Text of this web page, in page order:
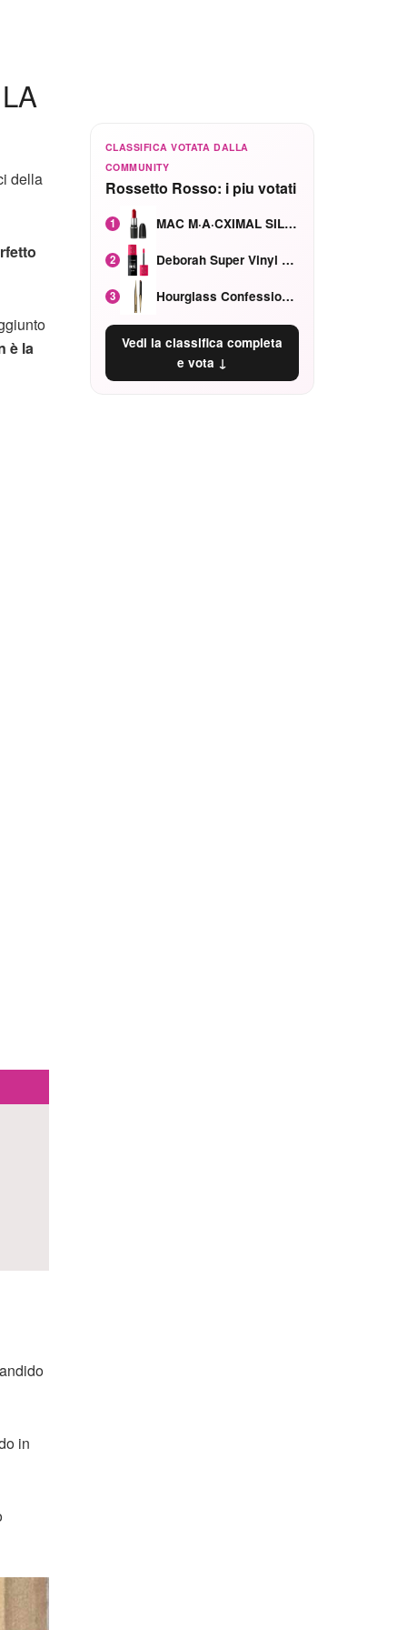
della
è la
in
CLASSIFICA VOTATA DALLA
COMMUNITY
Rossetto Rosso: i piu votati
1 MAC M·A·CXIMAL SILKY MATTE Red Rock mat
2 Deborah Super Vinyl Shake Rosa Ciliegia
3 Hourglass Confession Ricaricabile Ultra Preciso Ad Alta Intensità Secretly Classic Red
Vedi la classifica completa
e vota ↓